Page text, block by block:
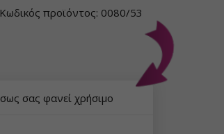
Κωδικός προϊόντος: 0080/53
σας φανεί χρήσιμο